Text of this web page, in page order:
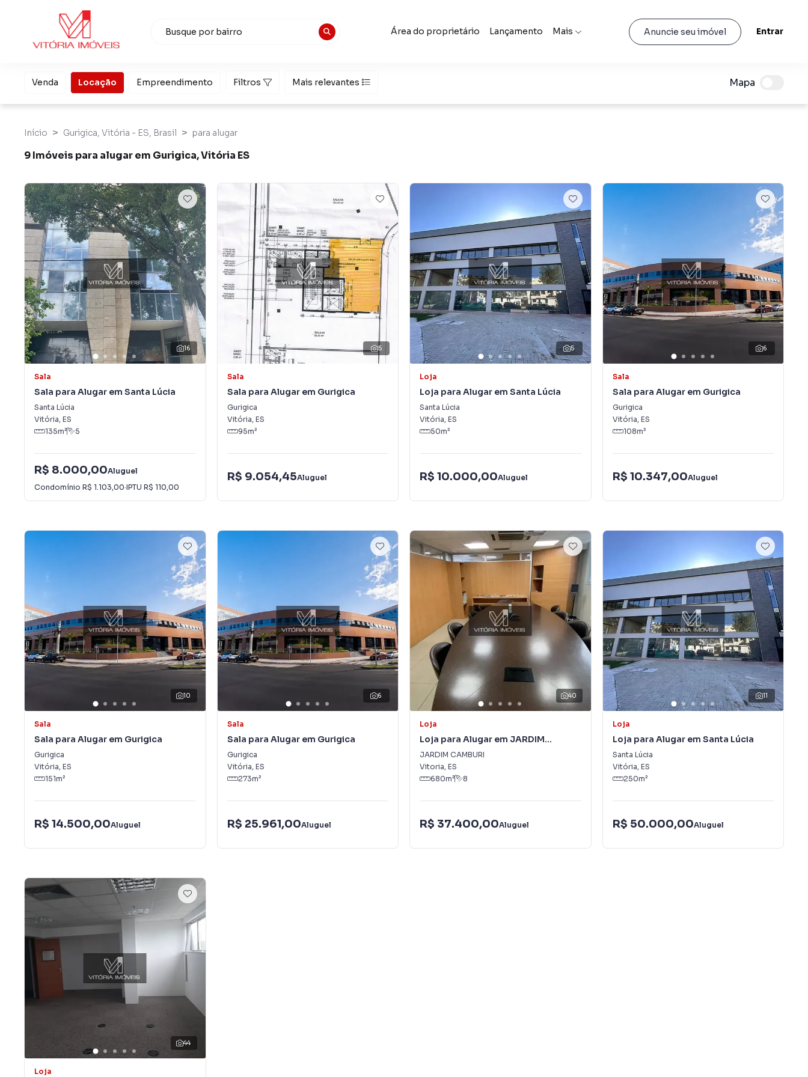
Área do proprietário Lançamento Mais Anuncie seu imóvel Entrar
Venda Locação Empreendimento Filtros Mais relevantes Mapa
Início Gurigica, Vitória - ES, Brasil para alugar
9 Imóveis para alugar em Gurigica, Vitória ES
16
Sala
Sala para Alugar em Santa Lúcia
Santa Lúcia
Vitória, ES
135m² 5
R$ 8.000,00Aluguel
Condomínio R$ 1.103,00·IPTU R$ 110,00
5
Sala
Sala para Alugar em Gurigica
Gurigica
Vitória, ES
95m²
R$ 9.054,45Aluguel
5
Loja
Loja para Alugar em Santa Lúcia
Santa Lúcia
Vitória, ES
50m²
R$ 10.000,00Aluguel
6
Sala
Sala para Alugar em Gurigica
Gurigica
Vitória, ES
108m²
R$ 10.347,00Aluguel
10
Sala
Sala para Alugar em Gurigica
Gurigica
Vitória, ES
151m²
R$ 14.500,00Aluguel
6
Sala
Sala para Alugar em Gurigica
Gurigica
Vitória, ES
273m²
R$ 25.961,00Aluguel
40
Loja
Loja para Alugar em JARDIM
CAMBURI
JARDIM CAMBURI
Vitoria, ES
680m² 8
R$ 37.400,00Aluguel
11
Loja
Loja para Alugar em Santa Lúcia
Santa Lúcia
Vitória, ES
250m²
R$ 50.000,00Aluguel
44
Loja